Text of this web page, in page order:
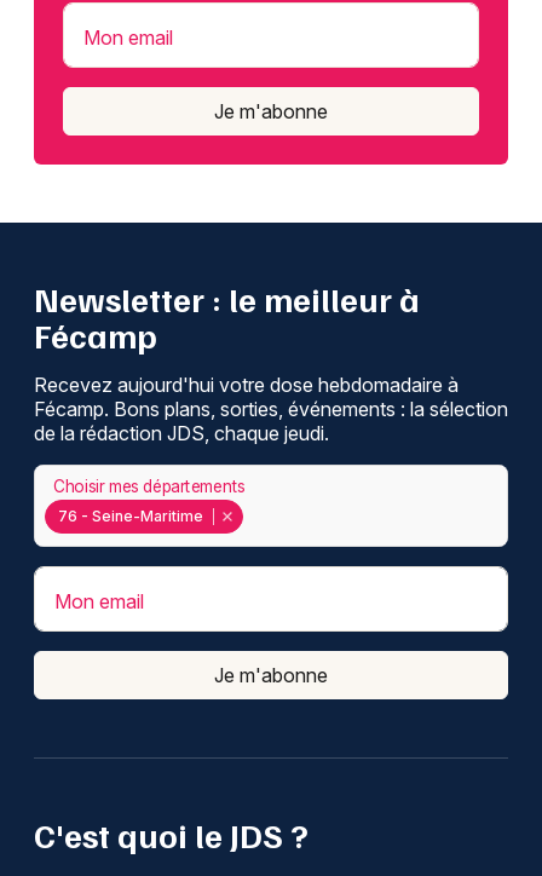
Mon email
Je m'abonne
C'est quoi le JDS ?
Newsletter : le meilleur à
Fécamp
Recevez aujourd'hui votre dose hebdomadaire à
Fécamp. Bons plans, sorties, événements : la sélection
de la rédaction JDS, chaque jeudi.
76 - Seine-Maritime
Choisir mes départements
Mon email
Je m'abonne